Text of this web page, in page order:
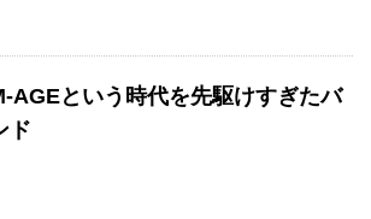
AGEという時代を先駆けすぎたバ
ド